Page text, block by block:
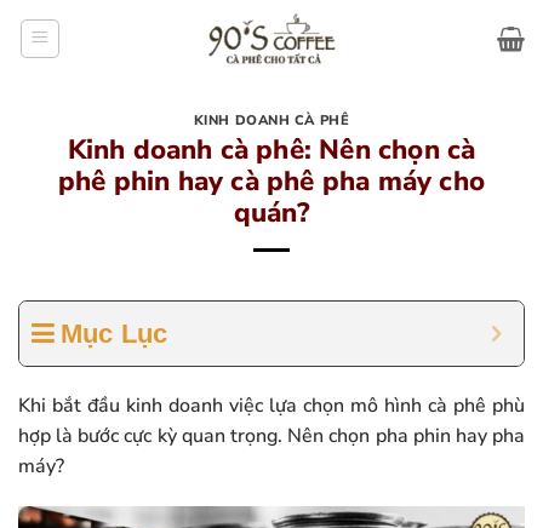
KINH DOANH CÀ PHÊ
Kinh doanh cà phê: Nên chọn cà
phê phin hay cà phê pha máy cho
quán?
Mục Lục
Khi bắt đầu kinh doanh việc lựa chọn mô hình cà phê phù
hợp là bước cực kỳ quan trọng. Nên chọn pha phin hay pha
máy?